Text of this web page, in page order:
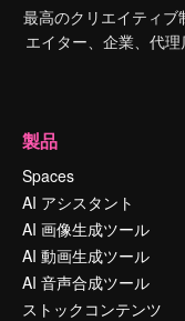
最高のクリエイティブ
エイター、企業、代
製品
Spaces
AI アシスタント
AI 画像生成ツール
AI 動画生成ツール
AI 音声合成ツール
ストックコンテンツ